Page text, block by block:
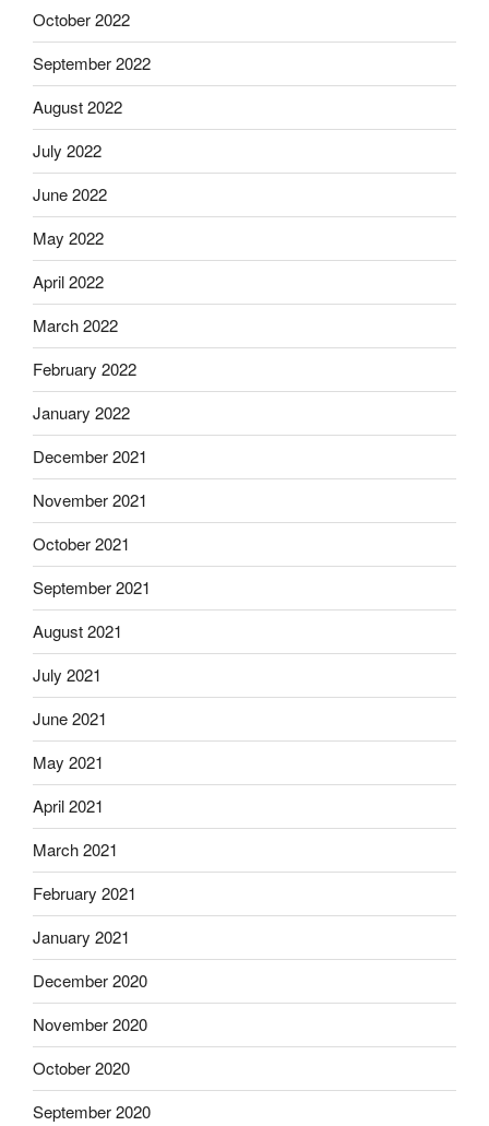
October 2022
September 2022
August 2022
July 2022
June 2022
May 2022
April 2022
March 2022
February 2022
January 2022
December 2021
November 2021
October 2021
September 2021
August 2021
July 2021
June 2021
May 2021
April 2021
March 2021
February 2021
January 2021
December 2020
November 2020
October 2020
September 2020